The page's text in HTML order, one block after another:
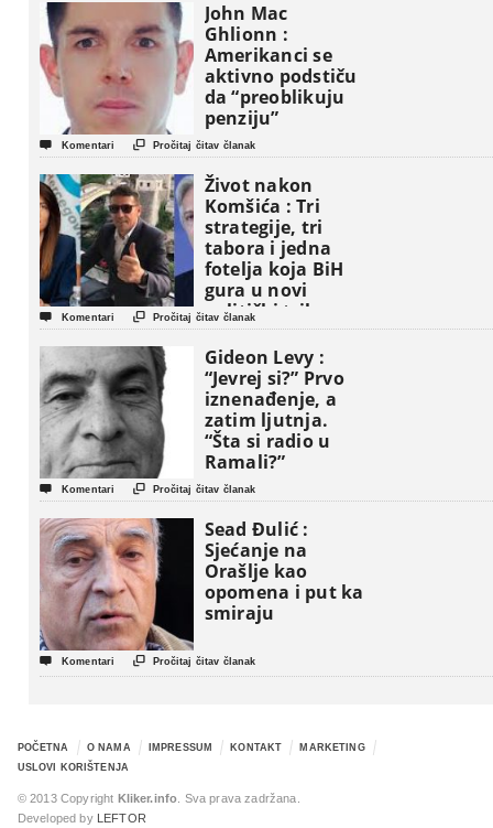
John Mac
Ghlionn :
Amerikanci se
aktivno podstiču
da “preoblikuju
penziju”
 Komentari  Pročitaj čitav članak
Život nakon
Komšića : Tri
strategije, tri
tabora i jedna
fotelja koja BiH
gura u novi
politički triler
 Komentari  Pročitaj čitav članak
Gideon Levy :
“Jevrej si?” Prvo
iznenađenje, a
zatim ljutnja.
“Šta si radio u
Ramali?”
 Komentari  Pročitaj čitav članak
Sead Đulić :
Sjećanje na
Orašlje kao
opomena i put ka
smiraju
 Komentari  Pročitaj čitav članak
POČETNA O NAMA IMPRESSUM KONTAKT
MARKETING
USLOVI KORIŠTENJA
© 2013 Copyright Kliker.info . Sva prava zadržana.
Developed by
LEFTOR